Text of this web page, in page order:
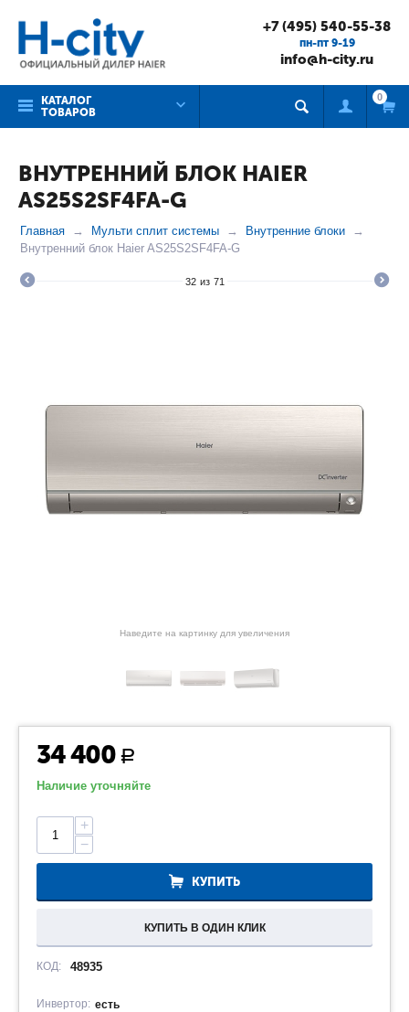
+7 (495) 540-55-38
пн-пт 9-19
info@h-city.ru
КАТАЛОГ
ТОВАРОВ
0
ВНУТРЕННИЙ БЛОК HAIER
AS25S2SF4FA-G
Главная Мульти сплит системы
Внутренние блоки
Внутренний блок Haier AS25S2SF4FA-G
32 из 71
Наведите на картинку для увеличения
34 400 Р
Наличие уточняйте
+
−
КУПИТЬ
КУПИТЬ В ОДИН КЛИК
КОД: 48935
Инвертор: есть